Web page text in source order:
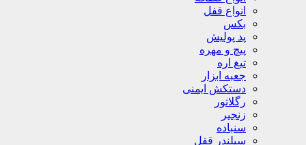
انواع قفل
بکس
پد پولیش
پیچ و مهره
تیغ اره
جعبه ابزار
دستکش ایمنی
رگلاتور
زنجیر
سنباده
سیلندر قفل